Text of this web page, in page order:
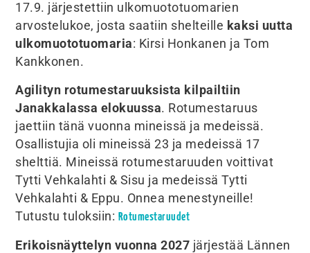
17.9. järjestettiin ulkomuototuomarien
arvostelukoe, josta saatiin shelteille kaksi uutta
ulkomuototuomaria: Kirsi Honkanen ja Tom
Kankkonen.
Agilityn rotumestaruuksista kilpailtiin
Janakkalassa elokuussa. Rotumestaruus
jaettiin tänä vuonna mineissä ja medeissä.
Osallistujia oli mineissä 23 ja medeissä 17
shelttiä. Mineissä rotumestaruuden voittivat
Tytti Vehkalahti & Sisu ja medeissä Tytti
Vehkalahti & Eppu. Onnea menestyneille!
Tutustu tuloksiin: Rotumestaruudet
Erikoisnäyttelyn vuonna 2027 järjestää Lännen